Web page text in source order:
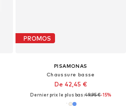
PROMOS
PISAMONAS
Chaussure basse
De 42,45 €
Dernier prix le plus bas :49,95 €-15%